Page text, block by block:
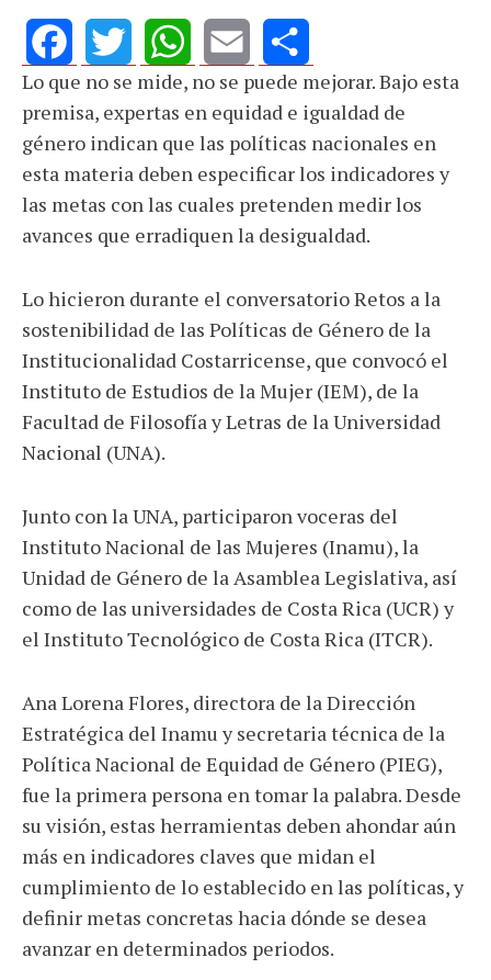
FacebookTwitterWhatsAppEmail Share
Lo que no se mide, no se puede mejorar. Bajo esta
premisa, expertas en equidad e igualdad de
género indican que las políticas nacionales en
esta materia deben especificar los indicadores y
las metas con las cuales pretenden medir los
avances que erradiquen la desigualdad.
Lo hicieron durante el conversatorio Retos a la
sostenibilidad de las Políticas de Género de la
Institucionalidad Costarricense, que convocó el
Instituto de Estudios de la Mujer (IEM), de la
Facultad de Filosofía y Letras de la Universidad
Nacional (UNA).
Junto con la UNA, participaron voceras del
Instituto Nacional de las Mujeres (Inamu), la
Unidad de Género de la Asamblea Legislativa, así
como de las universidades de Costa Rica (UCR) y
el Instituto Tecnológico de Costa Rica (ITCR).
Ana Lorena Flores, directora de la Dirección
Estratégica del Inamu y secretaria técnica de la
Política Nacional de Equidad de Género (PIEG),
fue la primera persona en tomar la palabra. Desde
su visión, estas herramientas deben ahondar aún
más en indicadores claves que midan el
cumplimiento de lo establecido en las políticas, y
definir metas concretas hacia dónde se desea
avanzar en determinados periodos.